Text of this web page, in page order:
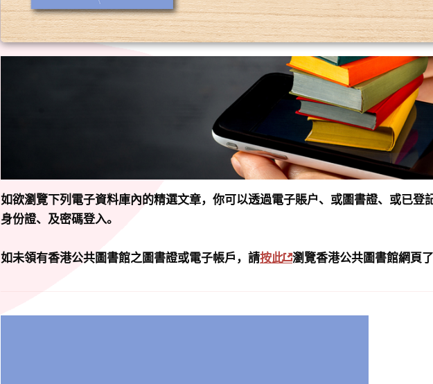
如欲瀏覽下列電子資料庫內的精選文章，你可以透過電子賬户、或圖書證、或已登
身份證、及密碼登入。
如未領有香港公共圖書館之圖書證或電子帳戶，請按此 瀏覽香港公共圖書館網頁